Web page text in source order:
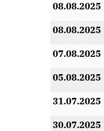
08.08.2025
08.08.2025
07.08.2025
05.08.2025
31.07.2025
30.07.2025